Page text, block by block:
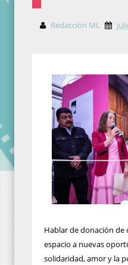
Redacción ML
Hablar de donación de
espacio a nuevas
solidaridad, amor y la